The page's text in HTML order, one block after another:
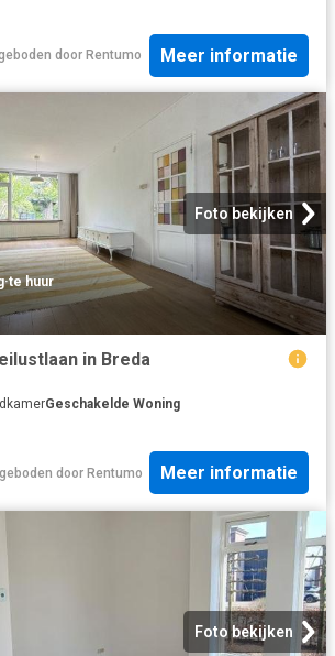
door Rentumo Meer informatie
Foto bekijken
·te huur
in Breda
Geschakelde Woning
door Rentumo Meer informatie
Foto bekijken